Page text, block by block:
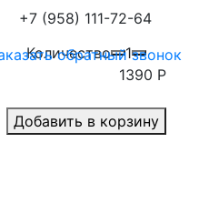
+7 (958) 111-72-64
обратный звонок
Количество
1
1390 Р
Добавить в корзину